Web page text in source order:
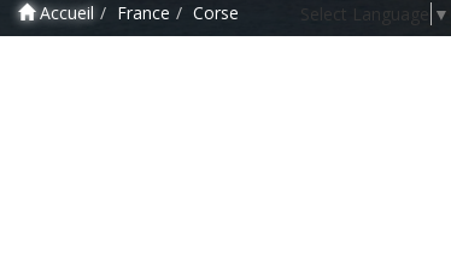
Accueil France Corse Select Language ▼